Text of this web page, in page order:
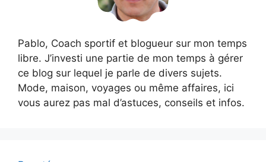
Pablo, Coach sportif et blogueur sur mon temps
libre. J’investi une partie de mon temps à gérer
ce blog sur lequel je parle de divers sujets.
Mode, maison, voyages ou même affaires, ici
vous aurez pas mal d’astuces, conseils et infos.